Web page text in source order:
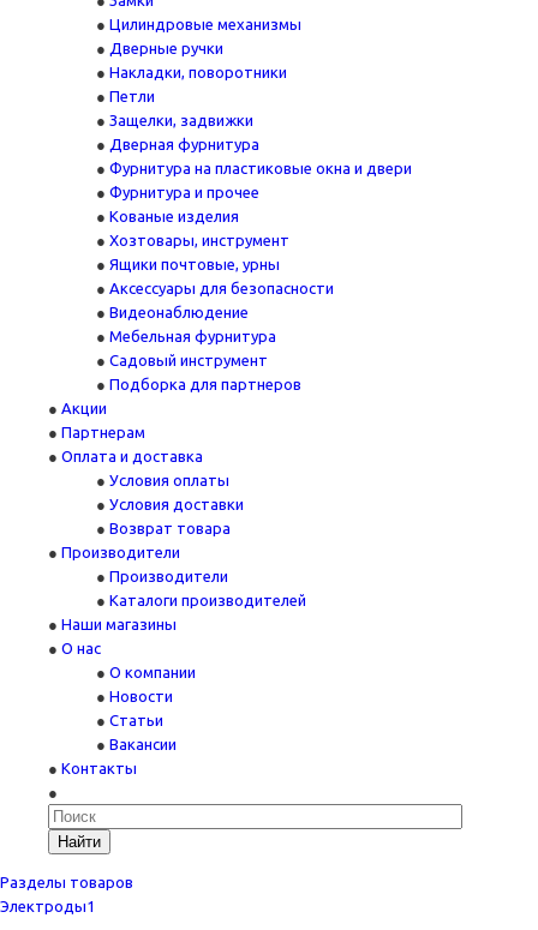
Цилиндровые механизмы
Дверные ручки
Накладки, поворотники
Петли
Защелки, задвижки
Дверная фурнитура
Фурнитура на пластиковые окна и двери
Фурнитура и прочее
Кованые изделия
Хозтовары, инструмент
Ящики почтовые, урны
Аксессуары для безопасности
Видеонаблюдение
Мебельная фурнитура
Садовый инструмент
Подборка для партнеров
Акции
Партнерам
Оплата и доставка
Условия оплаты
Условия доставки
Возврат товара
Производители
Производители
Каталоги производителей
Наши магазины
О нас
О компании
Новости
Статьи
Вакансии
Контакты
Найти
Разделы товаров
Электроды1